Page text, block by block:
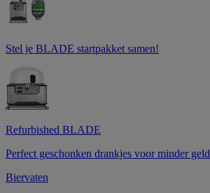
Stel je BLADE startpakket samen!
Refurbished BLADE
Perfect geschonken drankjes voor minder geld
Biervaten